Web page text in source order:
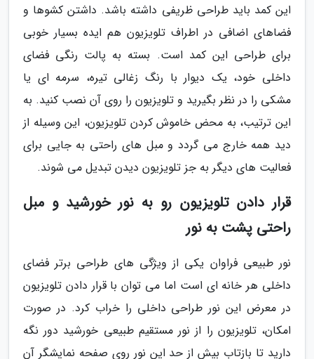
این کمد باید طراحی ظریفی داشته باشد. داشتن کشوها و
فضاهای اضافی در اطراف تلویزیون هم ایده بسیار خوبی
برای طراحی این کمد است. بسته به پالت رنگی فضای
داخلی خود، یک دیوار با رنگ زغالی تیره، سرمه ای یا
مشکی را در نظر بگیرید و تلویزیون را روی آن نصب کنید. به
این ترتیب، به محض خاموش کردن تلویزیون، این وسیله از
دید همه خارج می گردد و مبل های راحتی به جایی برای
فعالیت های دیگر به جز تلویزیون دیدن تبدیل می شوند.
قرار دادن تلویزیون رو به نور خورشید و مبل
راحتی پشت به نور
نور طبیعی فراوان یکی از ویژگی های طراحی برتر فضای
داخلی هر خانه ای است اما می توان با قرار دادن تلویزیون
در معرض این نور طراحی داخلی را خراب کرد. در صورت
امکان، تلویزیون را از نور مستقیم طبیعی خورشید دور نگه
دارید تا بازتاب بیش از حد این نور روی صفحه نمایشگر آن